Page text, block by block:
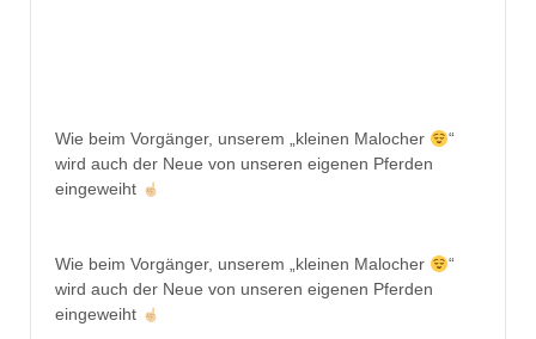
Wie beim Vorgänger, unserem „kleinen Malocher
“
wird auch der Neue von unseren eigenen Pferden
eingeweiht
Wie beim Vorgänger, unserem „kleinen Malocher
“
wird auch der Neue von unseren eigenen Pferden
eingeweiht